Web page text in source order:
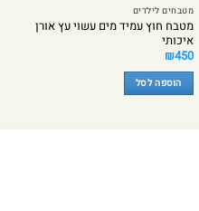
מטבחים לילדים
מטבח חוץ עמיד מים עשוי עץ אורן
איכותי
₪450
הוספה לסל